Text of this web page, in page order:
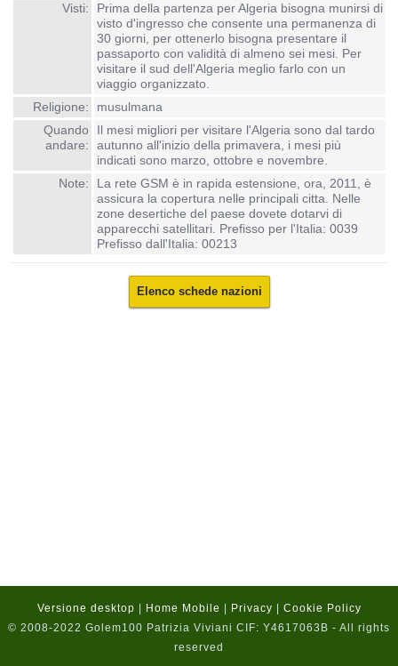
Visti:
Prima della partenza per Algeria bisogna munirsi di
visto d'ingresso che consente una permanenza di
30 giorni, per ottenerlo bisogna presentare il
passaporto con validità di almeno sei mesi. Per
visitare il sud dell'Algeria meglio farlo con un
viaggio organizzato.
Religione:
musulmana
Quando
andare:
Il mesi migliori per visitare l'Algeria sono dal tardo
autunno all'inizio della primavera, i mesi più
indicati sono marzo, ottobre e novembre.
Note:
La rete GSM è in rapida estensione, ora, 2011, è
assicura la copertura nelle principali citta. Nelle
zone desertiche del paese dovete dotarvi di
apparecchi satellitari. Prefisso per l'Italia: 0039
Prefisso dall'Italia: 00213
Elenco schede nazioni
Versione desktop Home Mobile Privacy
Cookie Policy
© 2008-2022 Golem100 Patrizia Viviani CIF: Y4617063B - All rights
reserved